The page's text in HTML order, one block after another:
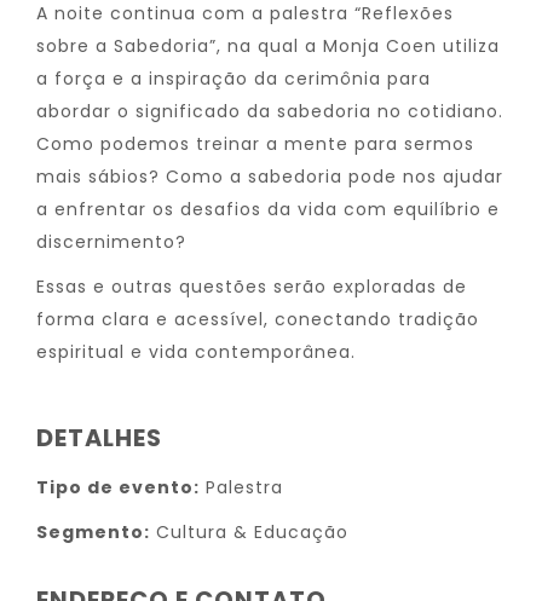
A noite continua com a palestra “Reflexões
sobre a Sabedoria”, na qual a Monja Coen utiliza
a força e a inspiração da cerimônia para
abordar o significado da sabedoria no cotidiano.
Como podemos treinar a mente para sermos
mais sábios? Como a sabedoria pode nos ajudar
a enfrentar os desafios da vida com equilíbrio e
discernimento?
Essas e outras questões serão exploradas de
forma clara e acessível, conectando tradição
espiritual e vida contemporânea.
DETALHES
Tipo de evento: Palestra
Segmento: Cultura & Educação